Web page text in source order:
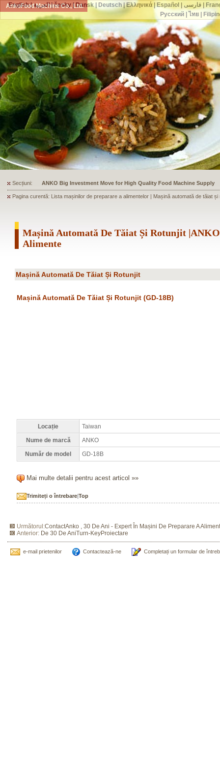
AnkoFood Machine Co., Ltd.
Secțiuni: ANKO's Food Processing Equipment Assists a Shoe Seller to Start
Pagina curentă: Lista mașinilor de preparare a alimentelor | Mașină automată de tăiat și
Mașină Automată De Tăiat Și Rotunjit
Alimente
Mașină Automată De Tăiat Și Rotunjit
Mașină Automată De Tăiat Și Rotunjit (GD-18B)
Locație
Taiwan
Nume de marcă
ANKO
Număr de model
GD-18B
Mai multe detalii pentru acest articol »»
Trimiteți o întrebare|Top
Următorul:ContactAnko , 30 De Ani - Expert În Mașini De Preparare A
Anterior: De 30 De AniTurn-KeyProiectare
e-mail prietenilor Contactează-ne Completați un formular de
English|العربية|česky| Dansk| Deutsch|Ελληνικά|Español فارسی|
Русский| ไทย|